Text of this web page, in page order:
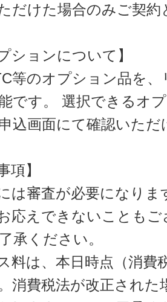
だけた場合のみご契約
ションについて】
等のオプション品を、
です。 選択できるオ
込画面にて確認いただ
項】
は審査が必要になりま
応えできないことも
承ください。
料は、本日時点（消費
消費税法が改正された